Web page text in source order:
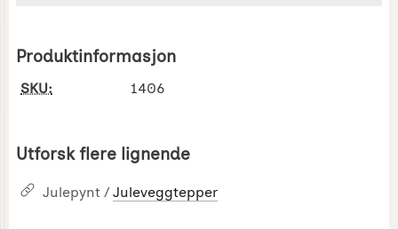
Produktinformasjon
SKU: 1406
Utforsk flere lignende
Julepynt / Juleveggtepper